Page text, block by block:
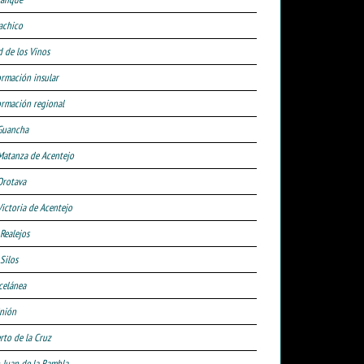
de los Vinos
insular
regional
de Acentejo
de Acentejo
de la Cruz